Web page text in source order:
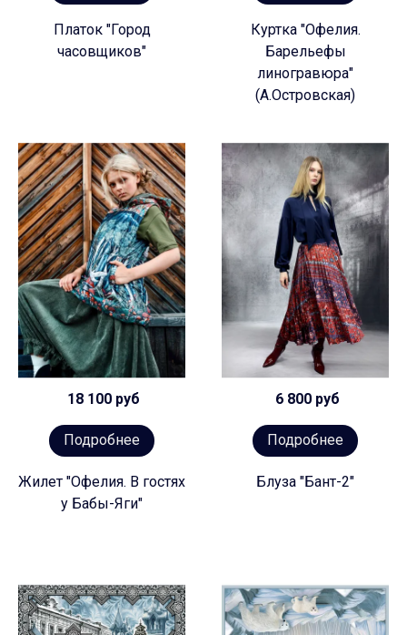
Платок "Город
часовщиков"
Куртка "Офелия.
Барельефы
линогравюра"
(А.Островская)
18 100 руб
Подробнее
Жилет "Офелия. В гостях
у Бабы-Яги"
6 800 руб
Подробнее
Блуза "Бант-2"